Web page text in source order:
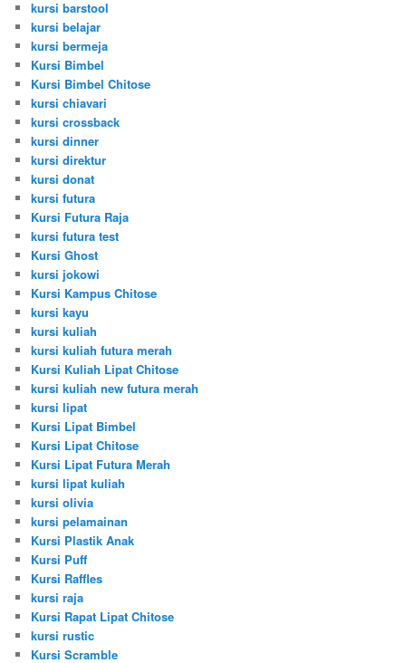
kursi barstool
kursi belajar
kursi bermeja
Kursi Bimbel
Kursi Bimbel Chitose
kursi chiavari
kursi crossback
kursi dinner
kursi direktur
kursi donat
kursi futura
Kursi Futura Raja
kursi futura test
Kursi Ghost
kursi jokowi
Kursi Kampus Chitose
kursi kayu
kursi kuliah
kursi kuliah futura merah
Kursi Kuliah Lipat Chitose
kursi kuliah new futura merah
kursi lipat
Kursi Lipat Bimbel
Kursi Lipat Chitose
Kursi Lipat Futura Merah
kursi lipat kuliah
kursi olivia
kursi pelamainan
Kursi Plastik Anak
Kursi Puff
Kursi Raffles
kursi raja
Kursi Rapat Lipat Chitose
kursi rustic
Kursi Scramble